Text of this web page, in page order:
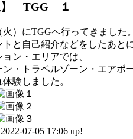
】 TGG １
火）にTGGへ行ってきました。
トと自己紹介などをしたあと
ン・エリアでは、
ン・トラベルゾーン・エアポ
験しました。
07-05 17:06 up!